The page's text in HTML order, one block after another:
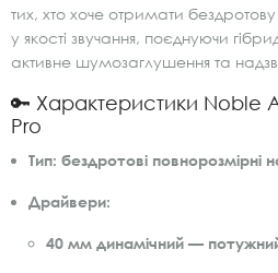
тих, хто хоче отримати
у якості звучання, поєднуючи
активне шумозаглушення та
🔑 Характеристики Noble
Pro
Тип: бездротові повнорозмірні
Драйвери:
40 мм динамічний —